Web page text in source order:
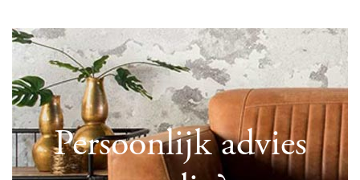
Persoonlijk advies